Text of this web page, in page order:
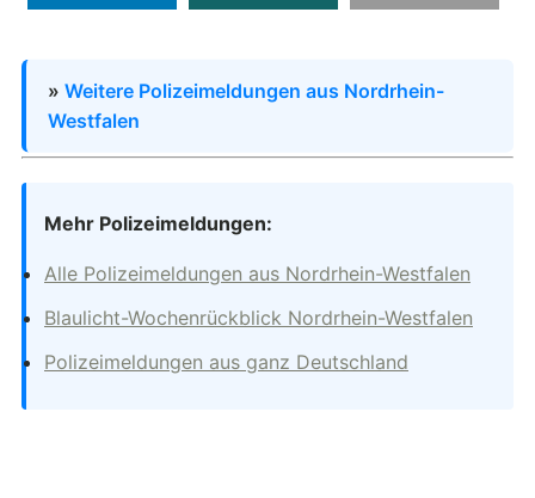
» Weitere Polizeimeldungen aus Nordrhein-
Westfalen
Mehr Polizeimeldungen:
Alle Polizeimeldungen aus Nordrhein-Westfalen
Blaulicht-Wochenrückblick Nordrhein-Westfalen
Polizeimeldungen aus ganz Deutschland